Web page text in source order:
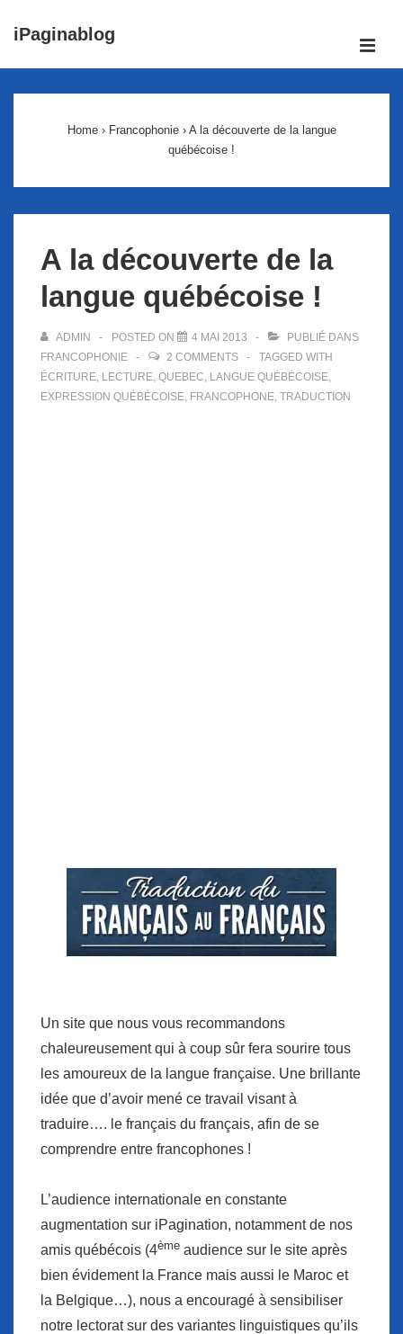
passer
iPaginablog
Home › Francophonie › A la découverte de la langue
québécoise !
A la découverte de la
langue québécoise !
ADMIN POSTED ON 4 MAI 2013
PUBLIÉ DANS
FRANCOPHONIE
2 COMMENTS
TAGGED WITH
ÉCRITURE, LECTURE, QUEBEC, LANGUE QUÉBÉCOISE,
EXPRESSION QUÉBÉCOISE, FRANCOPHONE, TRADUCTION
Un site que nous vous recommandons
chaleureusement qui à coup sûr fera sourire tous
les amoureux de la langue française. Une brillante
idée que d’avoir mené ce travail visant à
traduire…. le français du français, afin de se
comprendre entre francophones !
L’audience internationale en constante
augmentation sur iPagination, notamment de nos
amis québécois (4ème audience sur le site après
bien évidement la France mais aussi le Maroc et
la Belgique…), nous a encouragé à sensibiliser
notre lectorat sur des variantes linguistiques qu’ils